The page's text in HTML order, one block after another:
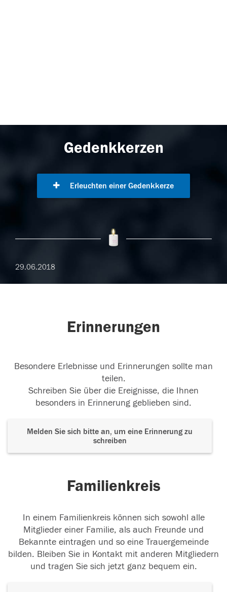
Gedenkkerzen
Erleuchten einer Gedenkkerze
29.06.2018
Erinnerungen
Besondere Erlebnisse und Erinnerungen sollte man
teilen.
Schreiben Sie über die Ereignisse, die Ihnen
besonders in Erinnerung geblieben sind.
Melden Sie sich bitte an, um eine Erinnerung zu
schreiben
Familienkreis
In einem Familienkreis können sich sowohl alle
Mitglieder einer Familie, als auch Freunde und
Bekannte eintragen und so eine Trauergemeinde
bilden. Bleiben Sie in Kontakt mit anderen Mitgliedern
und tragen Sie sich jetzt ganz bequem ein.